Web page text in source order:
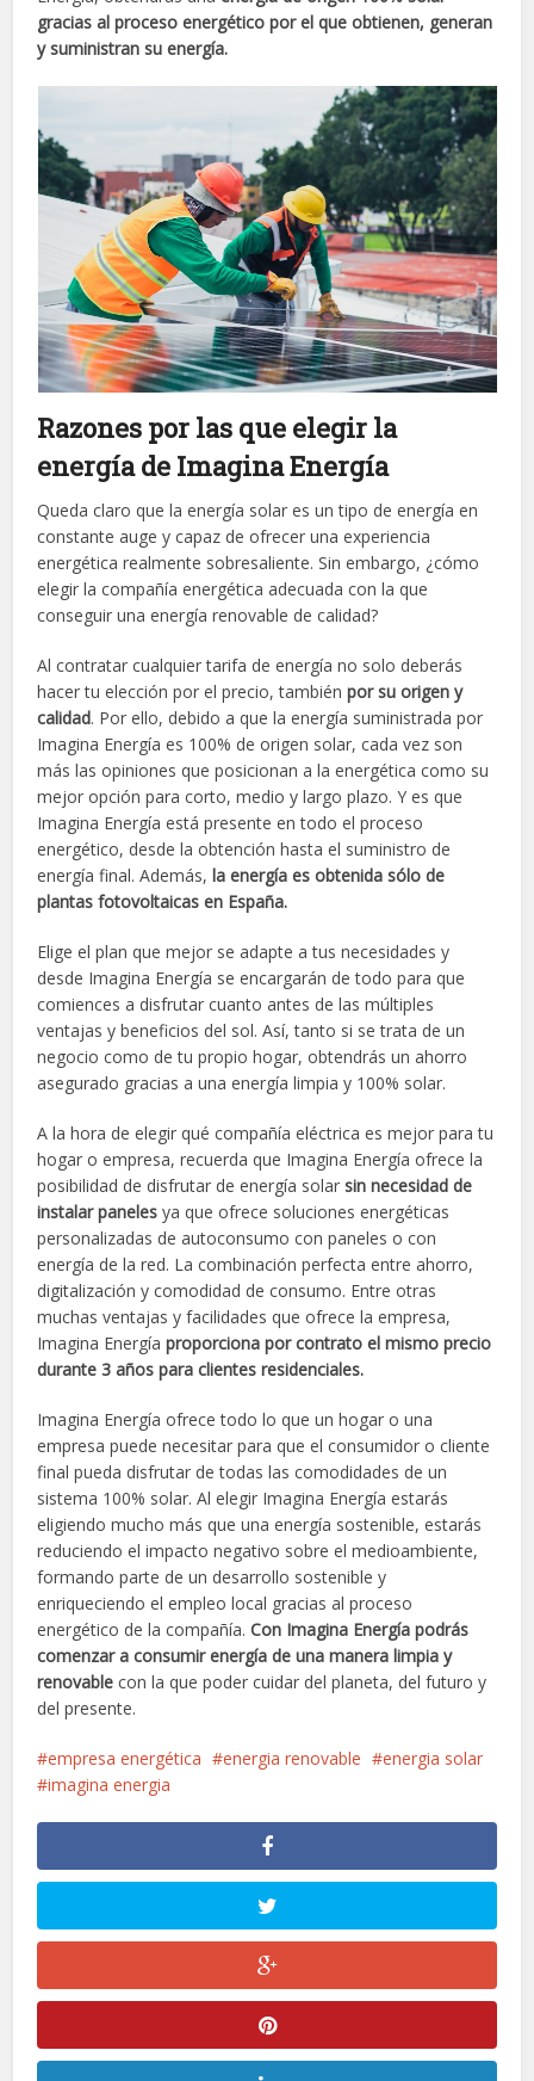
gracias al proceso energético por el que obtienen, generan
y suministran su energía.
Razones por las que elegir la
energía de Imagina Energía
Queda claro que la energía solar es un tipo de energía en
constante auge y capaz de ofrecer una experiencia
energética realmente sobresaliente. Sin embargo, ¿cómo
elegir la compañía energética adecuada con la que
conseguir una energía renovable de calidad?
Al contratar cualquier tarifa de energía no solo deberás
hacer tu elección por el precio, tambiénpor su origen y
calidad. Por ello, debido a que la energía suministrada por
Imagina Energía es 100% de origen solar, cada vez son
más las opiniones que posicionan a la energética como su
mejor opción para corto, medio y largo plazo. Y es que
Imagina Energía está presente en todo el proceso
energético, desde la obtención hasta el suministro de
energía final. Además, la energía es obtenida sólo de
plantas fotovoltaicas en España.
Elige el plan que mejor se adapte a tus necesidades y
desde Imagina Energía se encargarán de todo para que
comiences a disfrutar cuanto antes de las múltiples
ventajas y beneficios del sol. Así, tanto si se trata de un
negocio como de tu propio hogar, obtendrás un ahorro
asegurado gracias a una energía limpia y 100% solar.
A la hora de elegir qué compañía eléctrica es mejor para tu
hogar o empresa, recuerda que Imagina Energía ofrece la
posibilidad de disfrutar de energía solar sin necesidad de
instalar paneles ya que ofrece soluciones energéticas
personalizadas de autoconsumo con paneles o con
energía de la red. La combinación perfecta entre ahorro,
digitalización y comodidad de consumo. Entre otras
muchas ventajas y facilidades que ofrece la empresa,
Imagina Energíaproporciona por contrato el mismo precio
durante 3 años para clientes residenciales.
Imagina Energía ofrece todo lo que un hogar o una
empresa puede necesitar para que el consumidor o cliente
final pueda disfrutar de todas las comodidades de un
sistema 100% solar. Al elegir Imagina Energía estarás
eligiendo mucho más que una energía sostenible, estarás
reduciendo el impacto negativo sobre el medioambiente,
formando parte de un desarrollo sostenible y
enriqueciendo el empleo local gracias al proceso
energético de la compañía.Con Imagina Energía podrás
comenzar a consumir energía de una manera limpia y
renovable con la que poder cuidar del planeta, del futuro y
del presente.
empresa energética energia renovable
energia solar
imagina energia